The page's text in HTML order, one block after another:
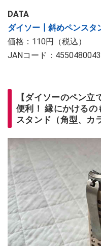
DATA
ダイソー┃斜めペンスタ
価格：110円（税込）
JANコード：
【ダイソーのペン
便利！ 縁にかける
スタンド（角型、カ